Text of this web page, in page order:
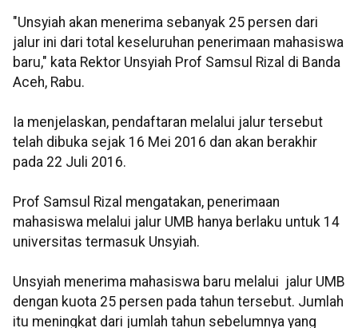
"Unsyiah akan menerima sebanyak 25 persen dari
jalur ini dari total keseluruhan penerimaan mahasiswa
baru," kata Rektor Unsyiah Prof Samsul Rizal di Banda
Aceh, Rabu.
Ia menjelaskan, pendaftaran melalui jalur tersebut
telah dibuka sejak 16 Mei 2016 dan akan berakhir
pada 22 Juli 2016.
Prof Samsul Rizal mengatakan, penerimaan
mahasiswa melalui jalur UMB hanya berlaku untuk 14
universitas termasuk Unsyiah.
Unsyiah menerima mahasiswa baru melalui jalur UMB
dengan kuota 25 persen pada tahun tersebut. Jumlah
itu meningkat dari jumlah tahun sebelumnya yang